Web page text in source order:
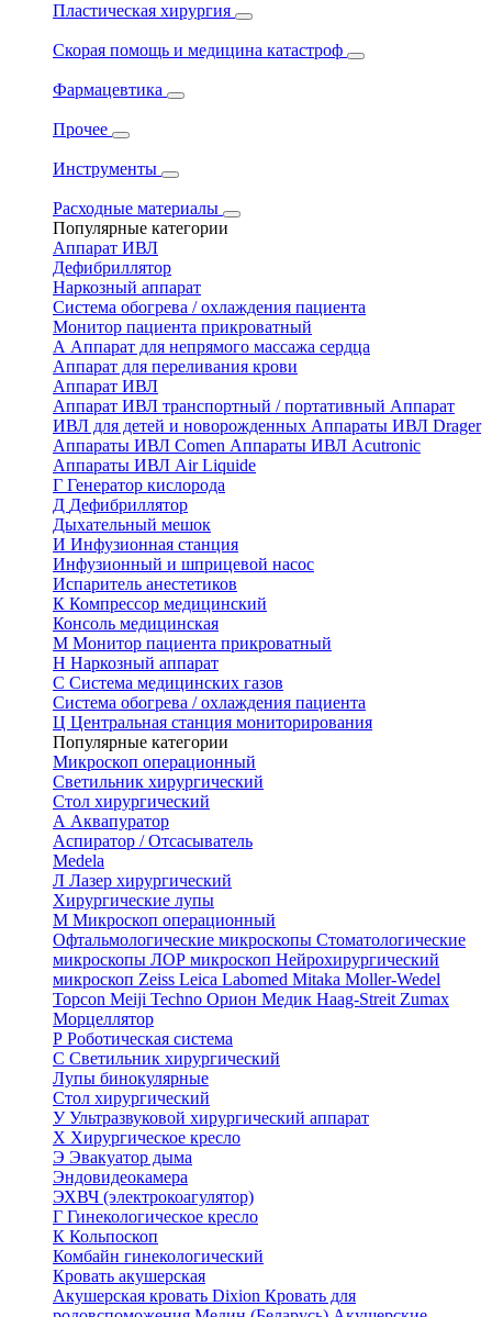
Пластическая хирургия
Скорая помощь и медицина катастроф
Фармацевтика
Прочее
Инструменты
Расходные материалы
Популярные категории
Аппарат ИВЛ
Дефибриллятор
Наркозный аппарат
Система обогрева / охлаждения пациента
Монитор пациента прикроватный
А Аппарат для непрямого массажа сердца
Аппарат для переливания крови
Аппарат ИВЛ
Аппарат ИВЛ транспортный / портативный Аппарат
ИВЛ для детей и новорожденных Аппараты ИВЛ Drager
Аппараты ИВЛ Comen Аппараты ИВЛ Acutronic
Аппараты ИВЛ Air Liquide
Г Генератор кислорода
Д Дефибриллятор
Дыхательный мешок
И Инфузионная станция
Инфузионный и шприцевой насос
Испаритель анестетиков
К Компрессор медицинский
Консоль медицинская
М Монитор пациента прикроватный
Н Наркозный аппарат
С Система медицинских газов
Система обогрева / охлаждения пациента
Ц Центральная станция мониторирования
Популярные категории
Микроскоп операционный
Светильник хирургический
Стол хирургический
А Аквапуратор
Аспиратор / Отсасыватель
Medela
Л Лазер хирургический
Хирургические лупы
М Микроскоп операционный
Офтальмологические микроскопы Стоматологические
микроскопы ЛОР микроскоп Нейрохирургический
микроскоп Zeiss Leica Labomed Mitaka Moller-Wedel
Topcon Meiji Techno Орион Медик Haag-Streit Zumax
Морцеллятор
Р Роботическая система
С Светильник хирургический
Лупы бинокулярные
Стол хирургический
УУльтразвуковой хирургический аппарат
Х Хирургическое кресло
Э Эвакуатор дыма
Эндовидеокамера
ЭХВЧ (электрокоагулятор)
Г Гинекологическое кресло
К Кольпоскоп
Комбайн гинекологический
Кровать акушерская
Акушерская кровать Dixion Кровать для